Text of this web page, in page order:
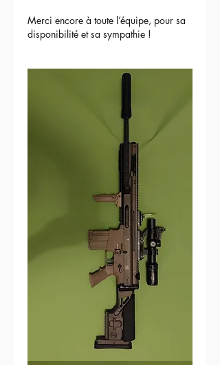
Merci encore à toute l’équipe, pour sa
disponibilité et sa sympathie !